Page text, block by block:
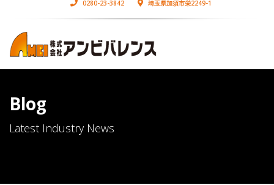
0280-23-3842 埼玉県加須市栄2249-1
Blog
Latest Industry News